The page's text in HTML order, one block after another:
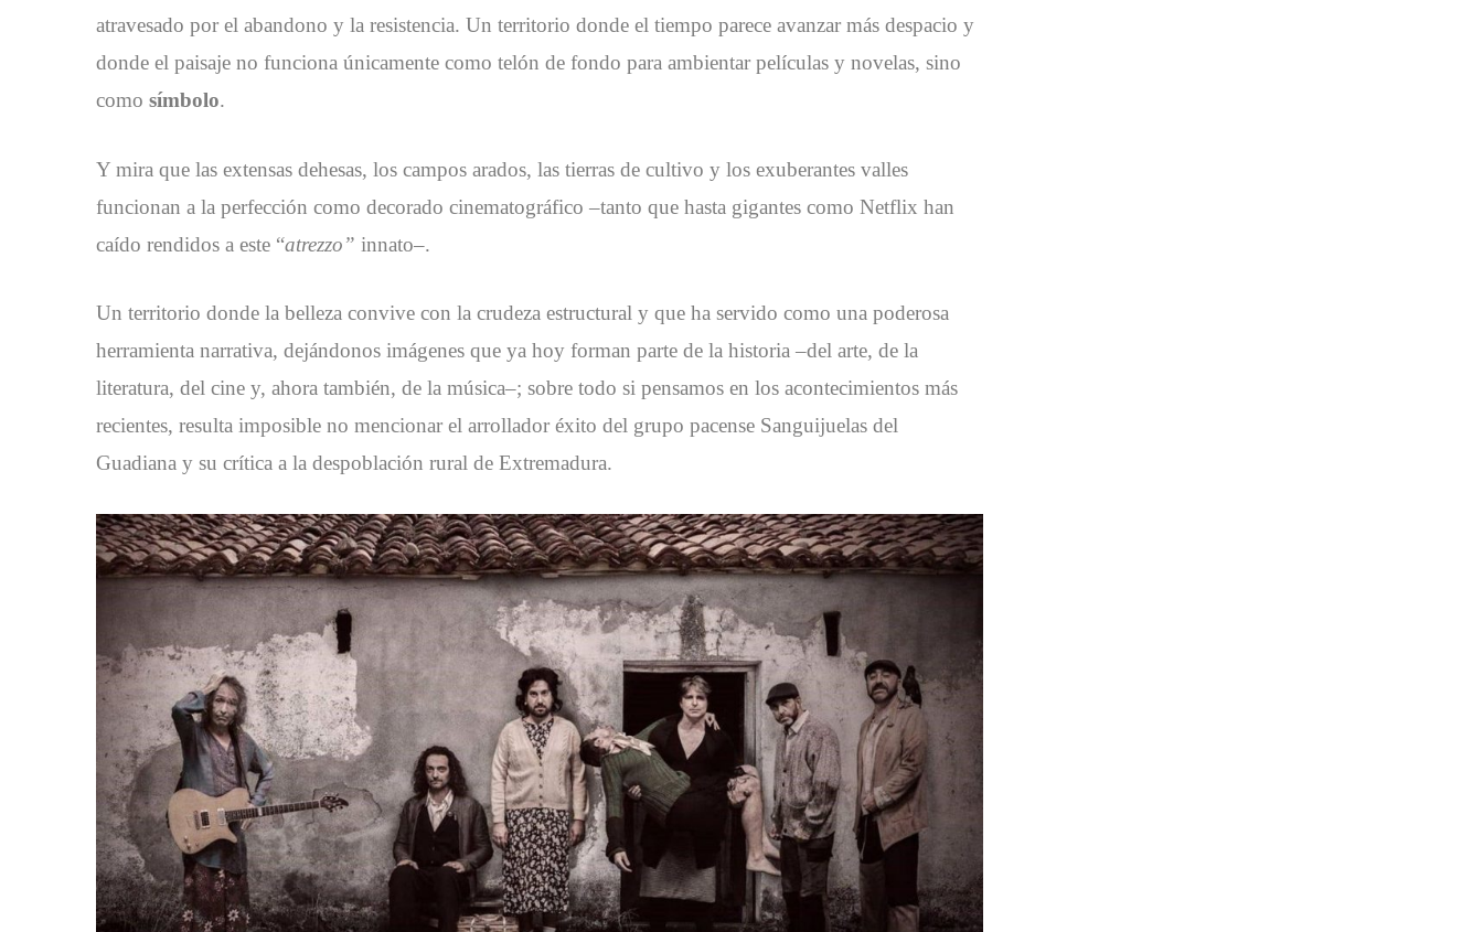
atravesado por el abandono y la resistencia. Un territorio donde el tiempo parece avanzar más despacio y
donde el paisaje no funciona únicamente como telón de fondo para ambientar películas y novelas, sino
como símbolo.
Y mira que las extensas dehesas, los campos arados, las tierras de cultivo y los exuberantes valles
funcionan a la perfección como decorado cinematográfico –tanto que hasta gigantes como Netflix han
caído rendidos a este “atrezzo” innato–.
Un territorio donde la belleza convive con la crudeza estructural y que ha servido como una poderosa
herramienta narrativa, dejándonos imágenes que ya hoy forman parte de la historia –del arte, de la
literatura, del cine y, ahora también, de la música–; sobre todo si pensamos en los acontecimientos más
recientes, resulta imposible no mencionar el arrollador éxito del grupo pacense Sanguijuelas del
Guadiana y su crítica a la despoblación rural de Extremadura.